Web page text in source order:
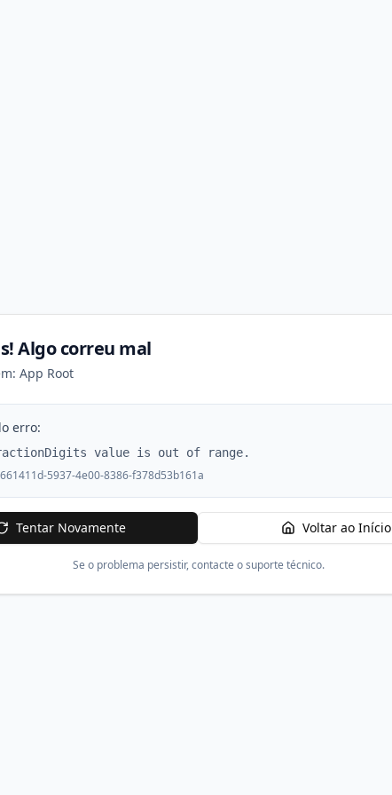
Algo correu mal
App Root
erro:
value is out of range.
5937-4e00-8386-f378d53b161a
Tentar Novamente Voltar ao Início
Se o problema persistir, contacte o suporte técnico.